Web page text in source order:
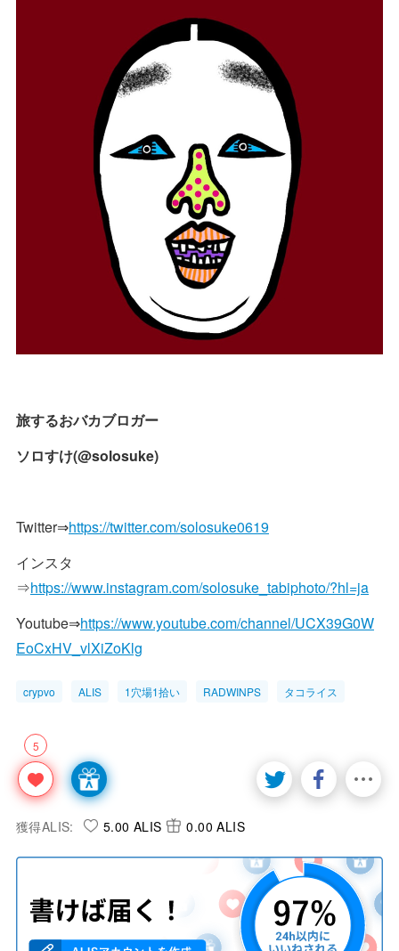
旅するおバカブロガー
ソロすけ(@solosuke)
Twitter⇒https://twitter.com/solosuke0619
インスタ
⇒https://www.instagram.com/solosuke_tabiphoto/?hl=ja
Youtube⇒https://www.youtube.com/channel/UCX39G0W
EoCxHV_vlXiZoKlg
crypvo ALIS 1穴場1拾い RADWINPS タコライス
5
獲得ALIS: 5.00 ALIS 0.00 ALIS